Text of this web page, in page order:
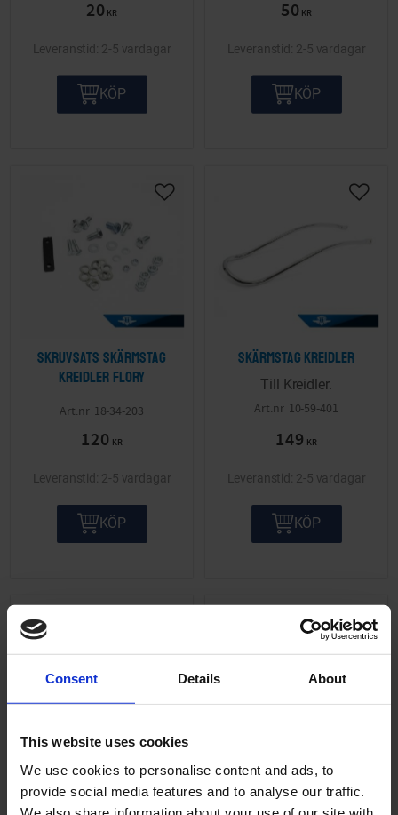
Consent Details About
This website uses cookies
We use cookies to personalise content and ads, to
provide social media features and to analyse our traffic.
20 KR
2-5 vardagar
KÖP
50 KR
2-5 vardagar
KÖP
Skruvsats skärmstag
Kreidler Flory
18-34-203
120 KR
Lägg till i önskelista
2-5 vardagar
KÖP
Skärmstag Kreidler
Till Kreidler.
10-59-401
149 KR
Lägg
2-5 vardagar
KÖP
Skärmstag Kreidler
Florett 1 par
Skärmstag Kreidler
Florett Cross
Lägg